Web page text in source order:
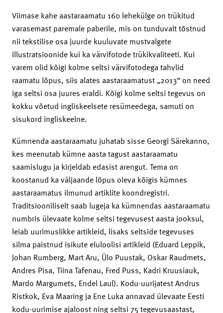
Viimase kahe aastaraamatu 160 lehekülge on trükitud
varasemast paremale paberile, mis on tunduvalt tõstnud
nii tekstilise osa juurde kuuluvate mustvalgete
illustratsioonide kui ka värvifotode trükikvaliteeti. Kui
varem olid kõigi kolme seltsi värvifotodega tahvlid
raamatu lõpus, siis alates aastaraamatust „2013“ on need
iga seltsi osa juures eraldi. Kõigi kolme seltsi tegevus on
kokku võetud ingliskeelsete resümeedega, samuti on
sisukord ingliskeelne.
Kümnenda aastaraamatu juhatab sisse Georgi Särekanno,
kes meenutab kümne aasta tagust aastaraamatu
saamislugu ja kirjeldab edasist arengut. Tema on
koostanud ka väljaande lõpus oleva kõigis kümnes
aastaraamatus ilmunud artiklite koondregistri.
Traditsiooniliselt saab lugeja ka kümnendas aastaraamatu
numbris ülevaate kolme seltsi tegevusest aasta jooksul,
leiab uurimuslikke artikleid, lisaks seltside tegevuses
silma paistnud isikute eluloolisi artikleid (Eduard Leppik,
Johan Rumberg, Mart Aru, Ülo Puustak, Oskar Raudmets,
Andres Pisa, Tiina Tafenau, Fred Puss, Kadri Kruusiauk,
Mardo Margumets, Endel Laul). Kodu-uurijatest Andrus
Ristkok, Eva Maaring ja Ene Luka annavad ülevaate Eesti
kodu-uurimise ajaloost ning seltsi 75 tegevusaastast,